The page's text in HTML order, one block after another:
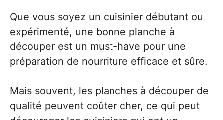
Que vous soyez un cuisinier débutant ou
expérimenté, une bonne planche à
découper est un must-have pour une
préparation de nourriture efficace et sûre.
Mais souvent, les planches à découper de
qualité peuvent coûter cher, ce qui peut